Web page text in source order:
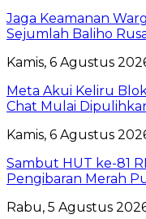
Jaga Keamanan
Sejumlah Baliho
Kamis, 6 Agustus
Meta Akui Keliru
Chat Mulai
Kamis, 6 Agustus
Sambut HUT ke-81
Pengibaran Merah
Rabu, 5 Agustus 2026